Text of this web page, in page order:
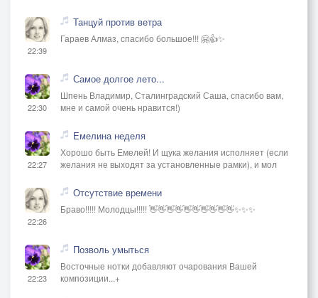
22:39
Танцуй против ветра
Гараев Алмаз, спасибо большое!!! 🤗👍✨
22:30
Самое долгое лето...
Шпень Владимир, Сталинградский Саша, спасибо вам,
мне и самой очень нравится!)
22:27
Емелина неделя
Хорошо быть Емелей! И щука желания исполняет (если
желания не выходят за установленные рамки), и мол
22:26
Отсутствие времени
Браво!!!!! Молодцы!!!!! 👋👋👋👋👋👋👋👋👋👋✨✨✨
22:23
Позволь умыться
Восточные нотки добавляют очарования Вашей
композиции...+